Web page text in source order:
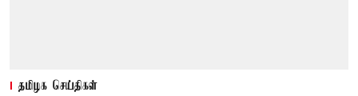
தமிழக செய்திகள்